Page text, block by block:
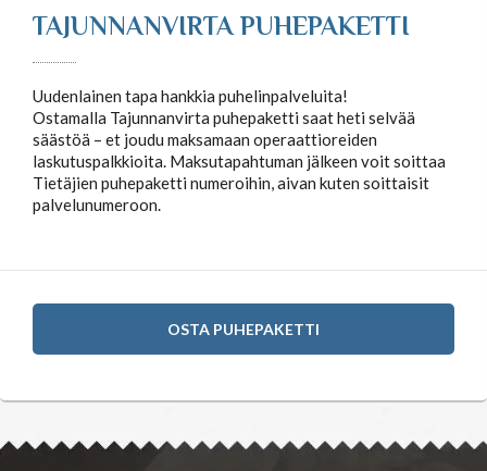
TAJUNNANVIRTA PUHEPAKETTI
Uudenlainen tapa hankkia puhelinpalveluita!
Ostamalla Tajunnanvirta puhepaketti saat heti selvää
säästöä – et joudu maksamaan operaattioreiden
laskutuspalkkioita. Maksutapahtuman jälkeen voit soittaa
Tietäjien puhepaketti numeroihin, aivan kuten soittaisit
palvelunumeroon.
OSTA PUHEPAKETTI